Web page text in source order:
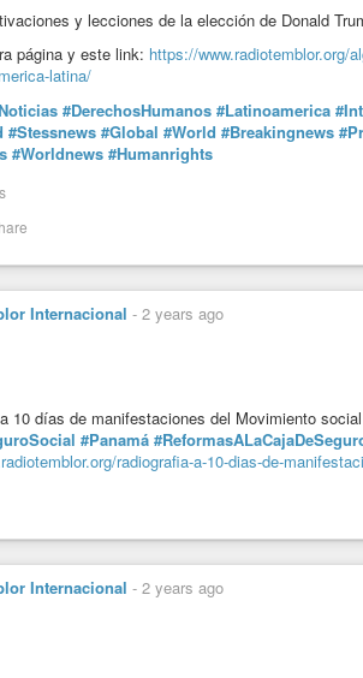
y lecciones de la elección de Donald
página y este link: https://www.radiotemblor.org/
latina/
#DerechosHumanos #Latinoamerica
#Stessnews #Global #World #Breakingnews
#Worldnews #Humanrights
Internacional - 2 years ago
10 días de manifestaciones del Movimiento
#Panamá
radiografia-a-10-dias-de-
Internacional - 2 years ago